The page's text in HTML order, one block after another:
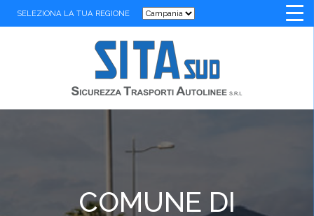
SELEZIONA LA TUA REGIONE
COMUNE DI